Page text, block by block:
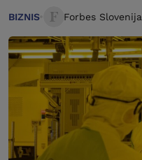
BIZNIS Forbes Slovenija